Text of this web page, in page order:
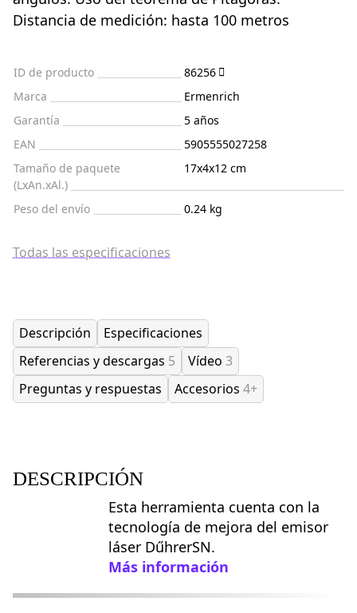
Distancia de medición: hasta 100 metros
ID de producto
86256
Marca
Ermenrich
Garantía
5 años
EAN
5905555027258
Tamaño de paquete
(LxAn.xAl.)
17x4x12 cm
Peso del envío 0.24 kg
Todas las especificaciones
Descripción
Especificaciones
Referencias y descargas 5 Vídeo 3
Preguntas y respuestas
Accesorios 4+
DESCRIPCIÓN
Esta herramienta cuenta con la
tecnología de mejora del emisor
láser DűhrerSN.
Más información